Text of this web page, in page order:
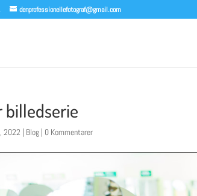
denprofessionellefotograf@gmail.com
billedserie
2022 | Blog | 0 Kommentarer